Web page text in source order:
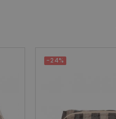
-24%